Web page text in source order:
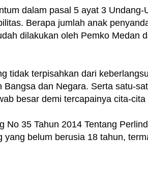
dalam pasal 5 ayat 3 Undang-
Berapa jumlah anak
dilakukan oleh Pemko Medan
tidak terpisahkan dari
dan Negara. Serta satu-
besar demi tercapainya cita-cita
No 35 Tahun 2014 Tentang
belum berusia 18 tahun,